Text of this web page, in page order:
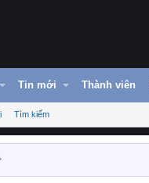
Tin mới Thành viên
Tìm kiếm